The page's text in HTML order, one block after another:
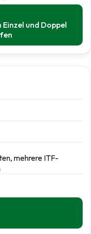
und Doppel
mehrere ITF-